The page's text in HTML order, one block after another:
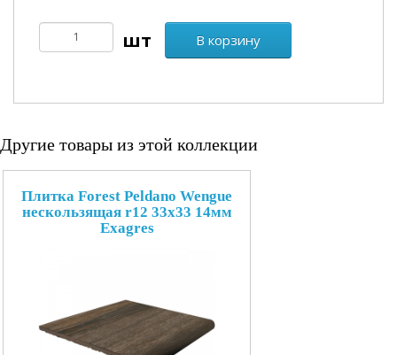
В корзину
Другие товары из этой коллекции
Плитка Forest Peldano Wengue
нескользящая r12 33x33 14мм
Exagres